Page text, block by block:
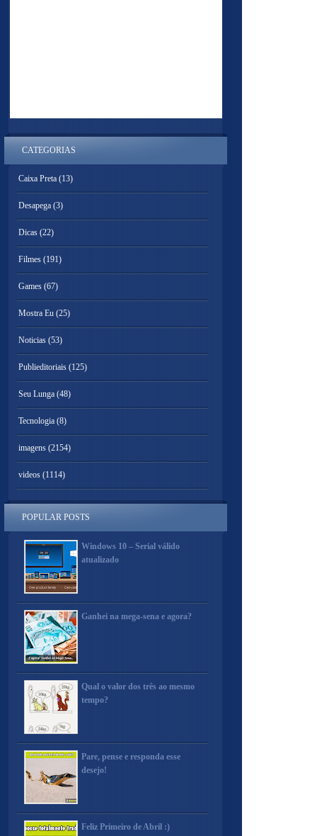
CATEGORIAS
Caixa Preta (13)
Desapega (3)
Dicas (22)
Filmes (191)
Games (67)
Mostra Eu (25)
Noticias (53)
Publieditoriais (125)
Seu Lunga (48)
Tecnologia (8)
imagens (2154)
videos (1114)
POPULAR POSTS
Windows 10 – Serial válido
atualizado
Ganhei na mega-sena e agora?
Qual o valor dos três ao mesmo
tempo?
Pare, pense e responda esse
desejo!
Feliz Primeiro de Abril :)